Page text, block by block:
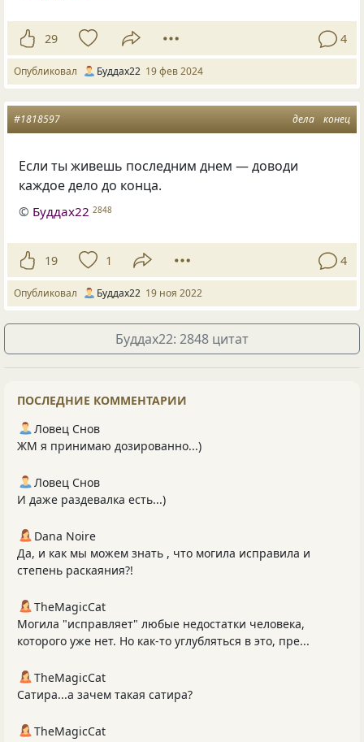
29 4
Опубликовал Буддах22 19 фев 2024
дела конец
#1818597
Если ты живешь последним днем — доводи
каждое дело до конца.
© Буддах22 2848
19 1 4
Опубликовал Буддах22 19 ноя 2022
Буддах22: 2848 цитат
ПОСЛЕДНИЕ КОММЕНТАРИИ
Ловец Снов
ЖМ я принимаю дозированно...)
Ловец Снов
И даже раздевалка есть...)
Dana Noire
Да, и как мы можем знать , что могила исправила и
степень раскаяния?!
TheMagicCat
Могила "исправляет" любые недостатки человека,
которого уже нет. Но как-то углубляться в это, пре...
TheMagicCat
Сатира...а зачем такая сатира?
TheMagicCat